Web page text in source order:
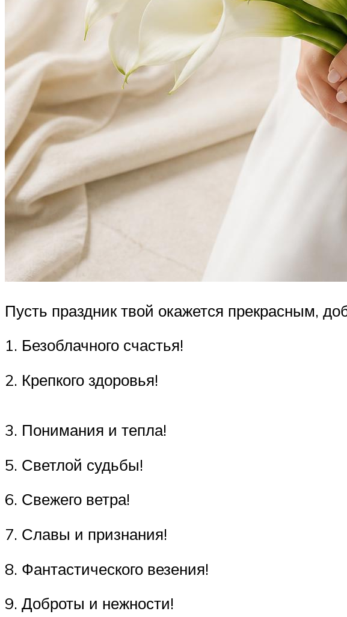
Пусть праздник твой окажется прекрасным,
1. Безоблачного счастья!
2. Крепкого здоровья!
3. Понимания и тепла!
5. Светлой судьбы!
6. Свежего ветра!
7. Славы и признания!
8. Фантастического везения!
9. Доброты и нежности!